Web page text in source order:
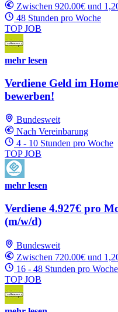
Zwischen 920.00€ und
48 Stunden pro Woche
TOP JOB
mehr lesen
Verdiene Geld im
bewerben!
Bundesweit
Nach Vereinbarung
4 - 10 Stunden pro Woche
TOP JOB
mehr lesen
Verdiene 4.927€ pro
(m/w/d)
Bundesweit
Zwischen 720.00€ und
16 - 48 Stunden pro Woche
TOP JOB